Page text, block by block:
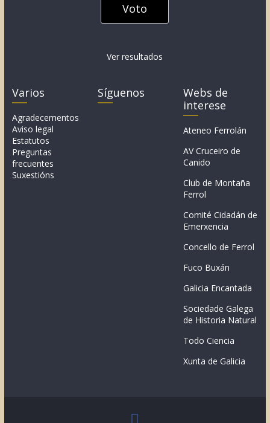
Ver resultados
Varios
Agradecementos
Aviso legal
Estatutos
Preguntas
frecuentes
Suxestións
Síguenos
Webs de
interese
Ateneo Ferrolán
AV Cruceiro de
Canido
Club de Montaña
Ferrol
Comité Cidadán de
Emerxencia
Concello de Ferrol
Fuco Buxán
Galicia Encantada
Sociedade Galega
de Historia Natural
Todo Ciencia
Xunta de Galicia